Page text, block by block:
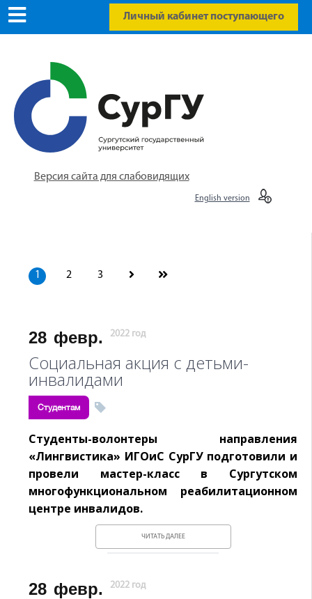
Личный кабинет поступающего
Версия сайта для слабовидящих
English version
1 2 3
28 февр. 2022 год
Социальная акция с детьми-
инвалидами
Студентам
Студенты-волонтеры направления
«Лингвистика» ИГОиС СурГУ подготовили и
провели мастер-класс в Сургутском
многофункциональном реабилитационном
центре инвалидов.
ЧИТАТЬ ДАЛЕЕ
28 февр. 2022 год